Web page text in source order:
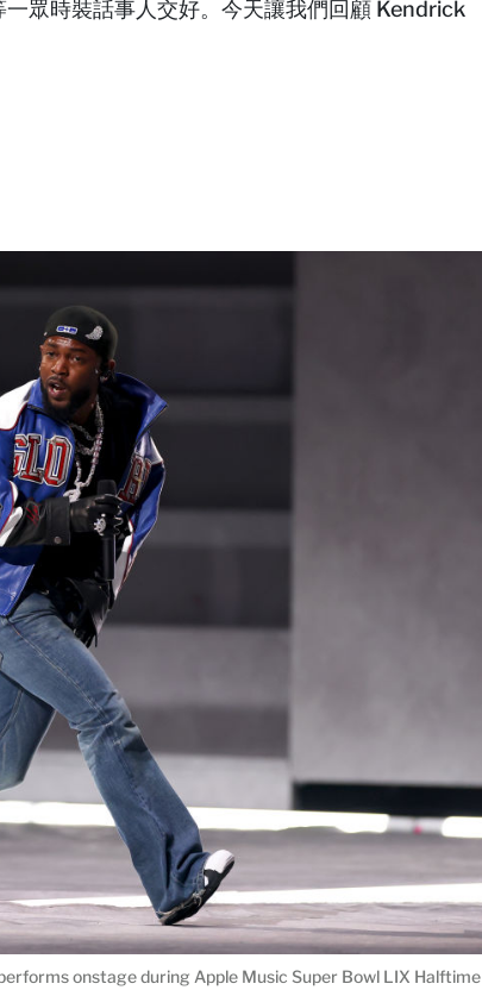
眾時裝話事人交好。今天讓我們回顧 Kendrick
onstage during Apple Music Super Bowl LIX Halftime